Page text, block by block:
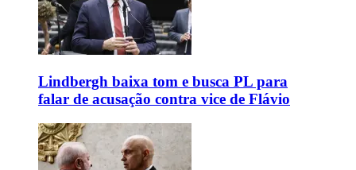
Lindbergh baixa tom e busca PL para
falar de acusação contra vice de Flávio